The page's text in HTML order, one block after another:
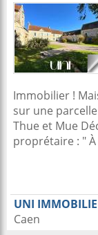
Immobilier !
sur une parcelle
Thue et Mue
proprétaire : "
UNI
Caen